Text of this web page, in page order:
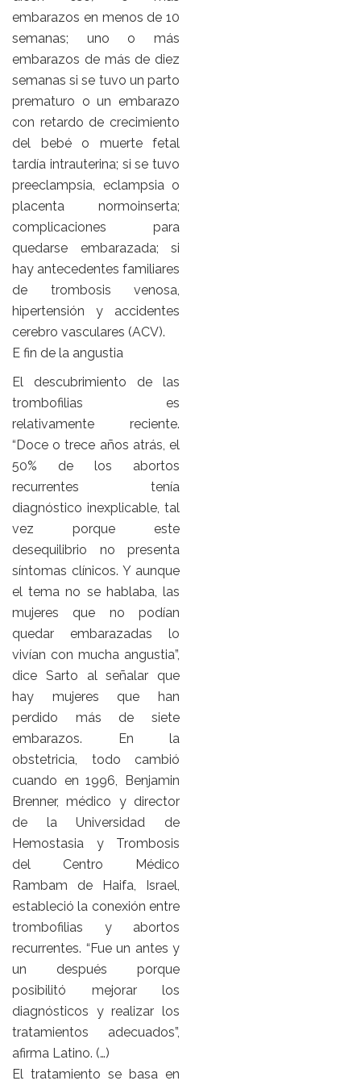
embarazos en menos de 10
semanas; uno o más
embarazos de más de diez
semanas si se tuvo un parto
prematuro o un embarazo
con retardo de crecimiento
del bebé o muerte fetal
tardía intrauterina; si se tuvo
preeclampsia, eclampsia o
placenta normoinserta;
complicaciones para
quedarse embarazada; si
hay antecedentes familiares
de trombosis venosa,
hipertensión y accidentes
cerebro vasculares (ACV).
E fin de la angustia
El descubrimiento de las
trombofilias es
relativamente reciente.
“Doce o trece años atrás, el
50% de los abortos
recurrentes tenía
diagnóstico inexplicable, tal
vez porque este
desequilibrio no presenta
síntomas clínicos. Y aunque
el tema no se hablaba, las
mujeres que no podían
quedar embarazadas lo
vivían con mucha angustia”,
dice Sarto al señalar que
hay mujeres que han
perdido más de siete
embarazos. En la
obstetricia, todo cambió
cuando en 1996, Benjamin
Brenner, médico y director
de la Universidad de
Hemostasia y Trombosis
del Centro Médico
Rambam de Haifa, Israel,
estableció la conexión entre
trombofilias y abortos
recurrentes. “Fue un antes y
un después porque
posibilitó mejorar los
diagnósticos y realizar los
tratamientos adecuados”,
afirma Latino. (…)
El tratamiento se basa en